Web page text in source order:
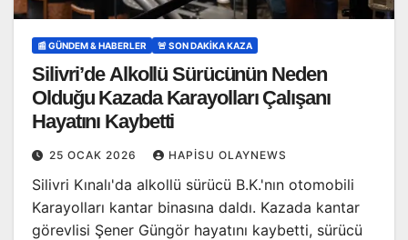
📰 GÜNDEM & HABERLER 🚨 SON DAKİKA KAZA
Silivri’de Alkollü Sürücünün Neden
Olduğu Kazada Karayolları Çalışanı
Hayatını Kaybetti
25 OCAK 2026 HAPISU OLAYNEWS
Silivri Kınalı'da alkollü sürücü B.K.'nın otomobili
Karayolları kantar binasına daldı. Kazada kantar
görevlisi Şener Güngör hayatını kaybetti, sürücü